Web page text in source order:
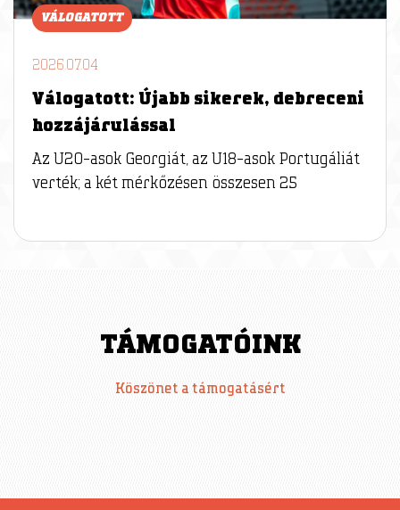
VÁLOGATOTT
2026.07.04
Válogatott: Újabb sikerek, debreceni
hozzájárulással
Az U20-asok Georgiát, az U18-asok Portugáliát
verték; a két mérkőzésen összesen 25
TÁMOGATÓINK
Köszönet a támogatásért